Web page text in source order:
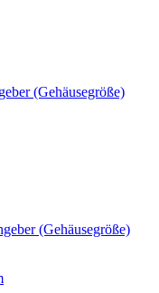
(Gehäusegröße)
(Gehäusegröße)